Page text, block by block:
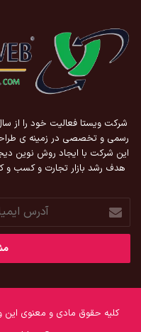
رسمی و تخصصی در زمینه ی
این شرکت با ایجاد روش نوین
هدف رشد بازار تجارت و کسب و
آدرس
ایمیل
خود
وارد
کلیه حقوق مادی و معنوی